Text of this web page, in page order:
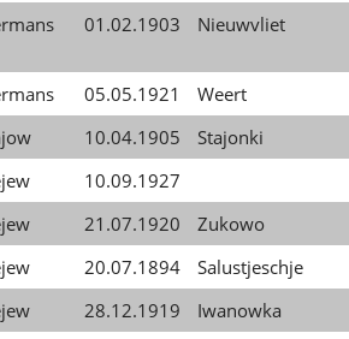
01.02.1903 Nieuwvliet
05.05.1921
Weert
10.04.1905
Stajonki
10.09.1927
21.07.1920
Zukowo
20.07.1894
Salustjeschje
28.12.1919
Iwanowka